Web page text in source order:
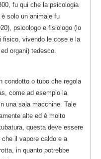
fu qui che la psicologia
solo un animale fu
psicologo e fisiologo (lo
fisico, vivendo le cose e la
organi) tedesco.
condotto o tubo che regola
come ad esempio la
una sala macchine. Tale
alte ed è molto
questa deve essere
il vapore caldo e a
in quanto potrebbe